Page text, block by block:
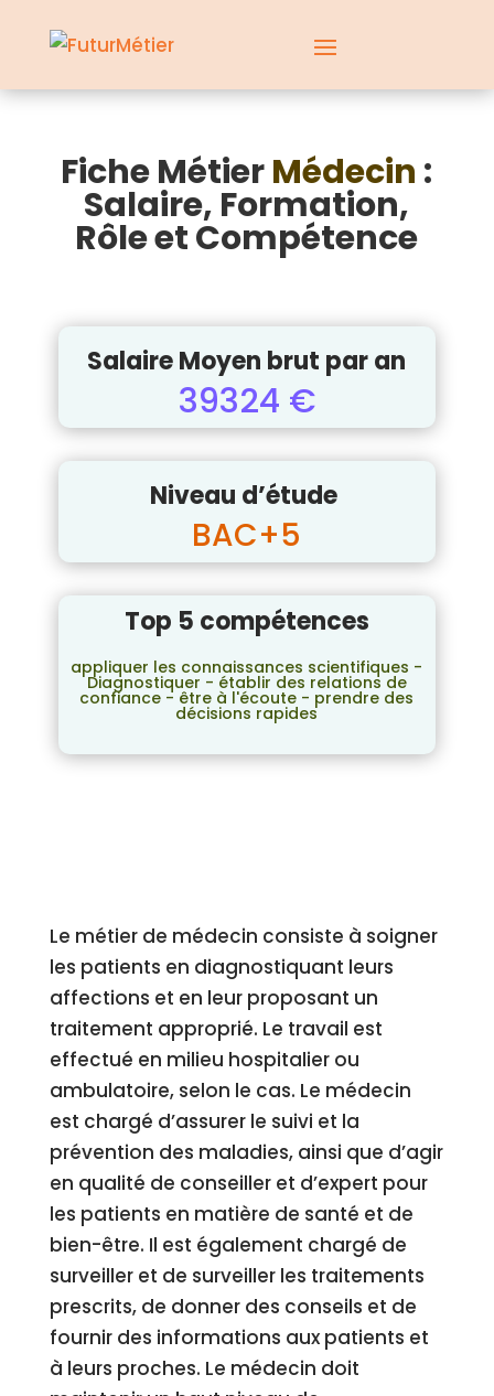
Fiche MétierMédecin :
Salaire, Formation,
Rôle et Compétence
Salaire Moyen brut par an
39324 €
Niveau d’étude
BAC+5
Top 5 compétences
appliquer les connaissances scientifiques -
Diagnostiquer - établir des relations de
confiance - être à l'écoute - prendre des
décisions rapides
Le métier de médecin consiste à soigner
les patients en diagnostiquant leurs
affections et en leur proposant un
traitement approprié. Le travail est
effectué en milieu hospitalier ou
ambulatoire, selon le cas. Le médecin
est chargé d’assurer le suivi et la
prévention des maladies, ainsi que d’agir
en qualité de conseiller et d’expert pour
les patients en matière de santé et de
bien-être. Il est également chargé de
surveiller et de surveiller les traitements
prescrits, de donner des conseils et de
fournir des informations aux patients et
à leurs proches. Le médecin doit